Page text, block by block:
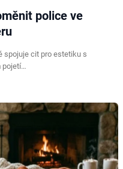
police ve
spojuje cit pro estetiku s
pojetí…